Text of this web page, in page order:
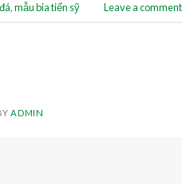
,mẫu bia tiến sỹ Leave a comment
ADMIN